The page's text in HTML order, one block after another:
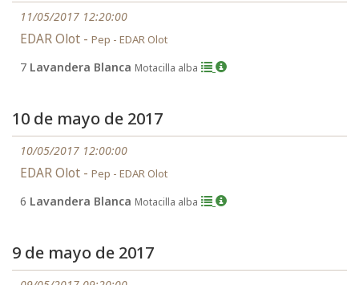
11/05/2017 12:20:00
EDAR Olot - Pep - EDAR Olot
7 Lavandera Blanca Motacilla alba
10 de mayo de 2017
10/05/2017 12:00:00
EDAR Olot - Pep - EDAR Olot
6 Lavandera Blanca Motacilla alba
9 de mayo de 2017